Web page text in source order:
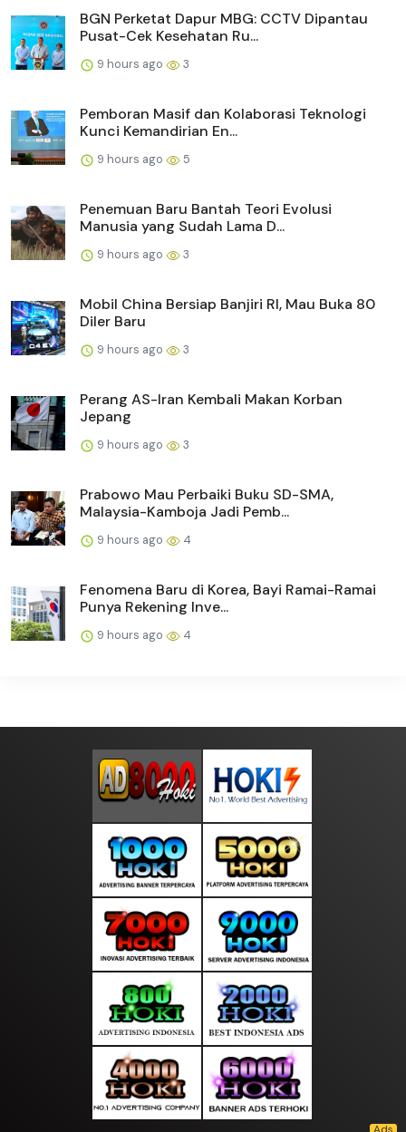
BGN Perketat Dapur MBG: CCTV Dipantau
Pusat-Cek Kesehatan Ru...
9 hours ago 3
Pemboran Masif dan Kolaborasi Teknologi
Kunci Kemandirian En...
9 hours ago 5
Penemuan Baru Bantah Teori Evolusi
Manusia yang Sudah Lama D...
9 hours ago 3
Mobil China Bersiap Banjiri RI, Mau Buka 80
Diler Baru
9 hours ago 3
Perang AS-Iran Kembali Makan Korban
Jepang
9 hours ago 3
Prabowo Mau Perbaiki Buku SD-SMA,
Malaysia-Kamboja Jadi Pemb...
9 hours ago 4
Fenomena Baru di Korea, Bayi Ramai-Ramai
Punya Rekening Inve...
9 hours ago 4